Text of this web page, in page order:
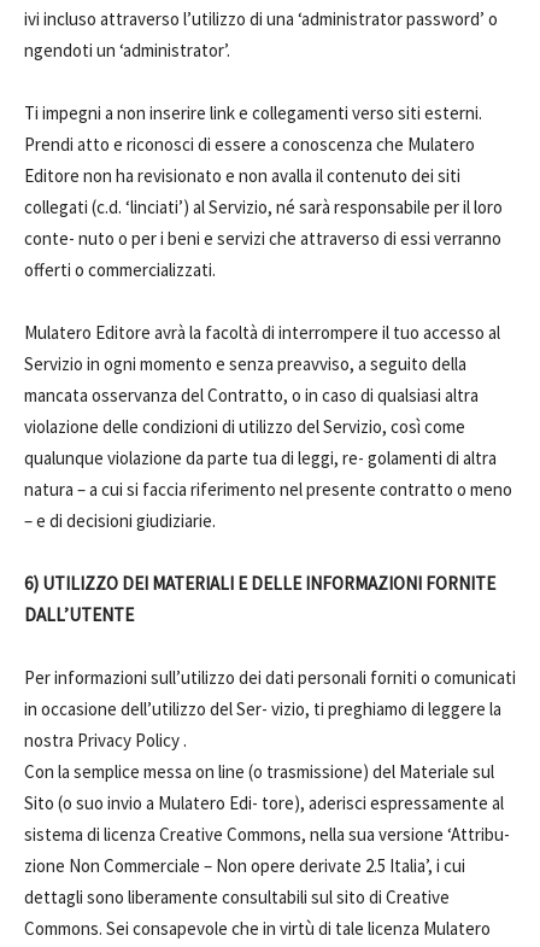
ivi incluso attraverso l’utilizzo di una ‘administrator password’ o
ngendoti un ‘administrator’.
Ti impegni a non inserire link e collegamenti verso siti esterni.
Prendi atto e riconosci di essere a conoscenza che Mulatero
Editore non ha revisionato e non avalla il contenuto dei siti
collegati (c.d. ‘linciati’) al Servizio, né sarà responsabile per il loro
conte- nuto o per i beni e servizi che attraverso di essi verranno
offerti o commercializzati.
Mulatero Editore avrà la facoltà di interrompere il tuo accesso al
Servizio in ogni momento e senza preavviso, a seguito della
mancata osservanza del Contratto, o in caso di qualsiasi altra
violazione delle condizioni di utilizzo del Servizio, così come
qualunque violazione da parte tua di leggi, re- golamenti di altra
natura – a cui si faccia riferimento nel presente contratto o meno
– e di decisioni giudiziarie.
6) UTILIZZO DEI MATERIALI E DELLE INFORMAZIONI FORNITE
DALL’UTENTE
Per informazioni sull’utilizzo dei dati personali forniti o comunicati
in occasione dell’utilizzo del Ser- vizio, ti preghiamo di leggere la
nostra Privacy Policy .
Con la semplice messa on line (o trasmissione) del Materiale sul
Sito (o suo invio a Mulatero Edi- tore), aderisci espressamente al
sistema di licenza Creative Commons, nella sua versione ‘Attribu-
zione Non Commerciale – Non opere derivate 2.5 Italia’, i cui
dettagli sono liberamente consultabili sul sito di Creative
Commons. Sei consapevole che in virtù di tale licenza Mulatero